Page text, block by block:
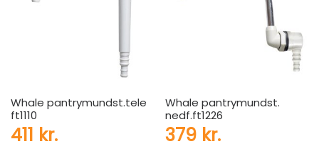
Whale pantrymundst.tele
ft1110
411 kr.
Whale pantrymundst.
nedf.ft1226
379 kr.